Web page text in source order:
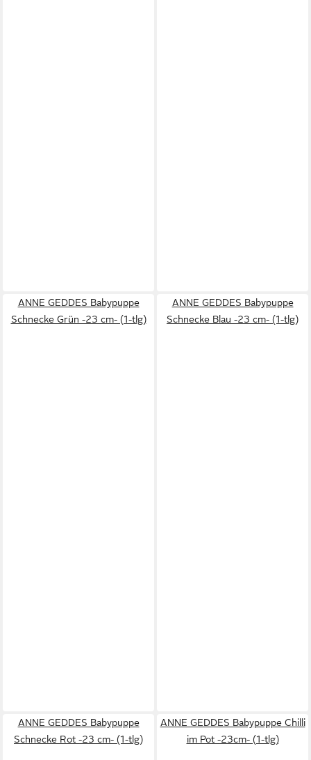
ANNE GEDDES Babypuppe
Schnecke Grün -23 cm- (1-tlg)
ANNE GEDDES Babypuppe
Schnecke Blau -23 cm- (1-tlg)
ANNE GEDDES Babypuppe
Schnecke Rot -23 cm- (1-tlg)
ANNE GEDDES Babypuppe Chilli
im Pot -23cm- (1-tlg)